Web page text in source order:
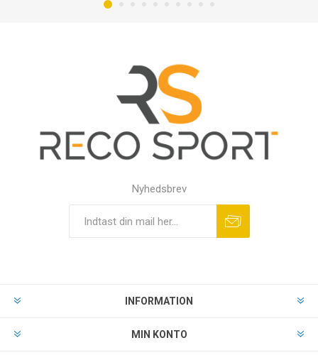
Nyhedsbrev
INFORMATION
MIN KONTO